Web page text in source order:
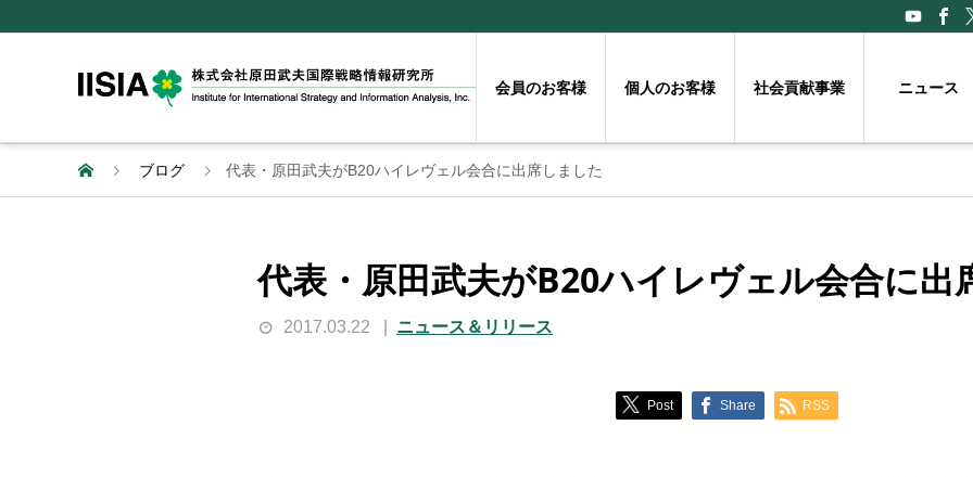
会員のお客様 個人のお客様 社会貢献事業 ニュース
ブログ 代表・原田武夫がB20ハイレヴェル会合に出席しました
代表・原田武夫がB20ハイレヴェル会合に出
2017.03.22 ニュース＆リリース
Post Share RSS